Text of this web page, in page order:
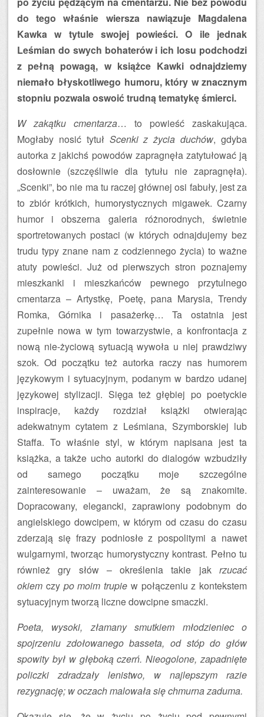
do tego właśnie wiersza nawiązuje Magdalena
Kawka w tytule swojej powieści. O ile jednak
Leśmian do swych bohaterów i ich losu podchodzi
z pełną powagą, w książce Kawki odnajdziemy
niemało błyskotliwego humoru, który w znacznym
stopniu pozwala oswoić trudną tematykę śmierci.
W zakątku cmentarza… to powieść zaskakująca.
Mogłaby nosić tytuł Scenki z życia duchów, gdyba
autorka z jakichś powodów zapragnęła zatytułować ją
dosłownie (szczęśliwie dla tytułu nie zapragnęła).
„Scenki”, bo nie ma tu raczej głównej osi fabuły, jest za
to zbiór krótkich, humorystycznych migawek. Czarny
humor i obszerna galeria różnorodnych, świetnie
sportretowanych postaci (w których odnajdujemy bez
trudu typy znane nam z codziennego życia) to ważne
atuty powieści. Już od pierwszych stron poznajemy
mieszkanki i mieszkańców pewnego przytulnego
cmentarza – Artystkę, Poetę, pana Marysia, Trendy
Romka, Górnika i pasażerkę… Ta ostatnia jest
zupełnie nowa w tym towarzystwie, a konfrontacja z
nową nie-życiową sytuacją wywoła u niej prawdziwy
szok. Od początku też autorka raczy nas humorem
językowym i sytuacyjnym, podanym w bardzo udanej
językowej stylizacji. Sięga też głębiej po poetyckie
inspiracje, każdy rozdział książki otwierając
adekwatnym cytatem z Leśmiana, Szymborskiej lub
Staffa. To właśnie styl, w którym napisana jest ta
książka, a także ucho autorki do dialogów wzbudziły
od samego początku moje szczególne
zainteresowanie – uważam, że są znakomite.
Dopracowany, elegancki, zaprawiony podobnym do
angielskiego dowcipem, w którym od czasu do czasu
zderzają się frazy podniosłe z pospolitymi a nawet
wulgarnymi, tworząc humorystyczny kontrast. Pełno tu
również gry słów – określenia takie jak rzucać
okiem czy po moim trupie w połączeniu z kontekstem
sytuacyjnym tworzą liczne dowcipne smaczki.
Poeta, wysoki, złamany smutkiem młodzieniec o
spojrzeniu zdołowanego basseta, od stóp do głów
spowity był w głęboką czerń. Nieogolone, zapadnięte
policzki zdradzały lenistwo, w najlepszym razie
rezygnację; w oczach malowała się chmurna zaduma.